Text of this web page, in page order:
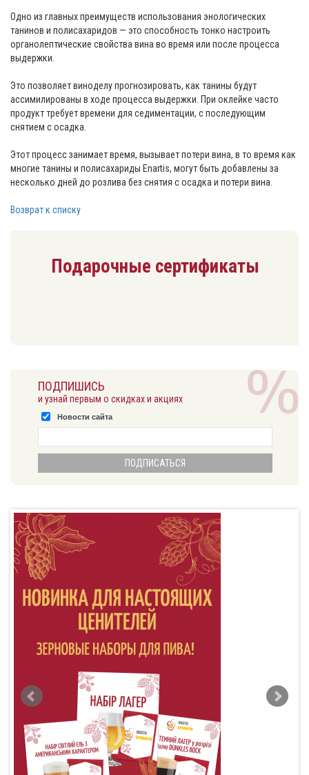
Одно из главных преимуществ использования энологических
танинов и полисахаридов — это способность тонко настроить
органолептические свойства вина во время или после процесса
выдержки.
Это позволяет виноделу прогнозировать, как танины будут
ассимилированы в ходе процесса выдержки. При оклейке часто
продукт требует времени для седиментации, с последующим
снятием с осадка.
Этот процесс занимает время, вызывает потери вина, в то время как
многие танины и полисахариды Enartis, могут быть добавлены за
несколько дней до розлива без снятия с осадка и потери вина.
Возврат к списку
Подарочные сертификаты
ПОДПИШИСЬ
и узнай первым о скидках и акциях
Новости сайта